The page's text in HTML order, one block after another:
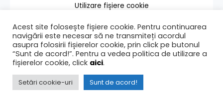
Utilizare fișiere cookie
Contact
Ultima modificare a paginii 14/08/2019
Acest site folosește fișiere cookie. Pentru continuarea
navigării este necesar să ne transmiteți acordul
asupra folosirii fișierelor cookie, prin click pe butonul
“Sunt de acord!”. Pentru a vedea politica de utilizare a
fișierelor cookie, click aici.
Setări cookie-uri Sunt de acord!